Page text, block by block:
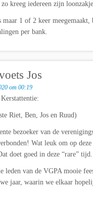
kreeg iedereen zijn
1 of 2 keer meegemaakt,
per bank.
Jos
om 00:19
Riet, Ben, Jos en Ruud)
bezoeker van de
Wat leuk om op
doet goed in deze “rare” tijd.
leden van de VGPA mooie
jaar, waarin we elkaar